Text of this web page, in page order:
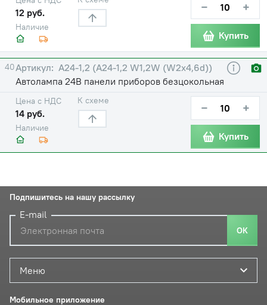
Наличие
12 руб. − +
Купить
40
А24-1,2 (А24-1,2 W1,2W (W2x4,6d))
Автолампа 24В панели приборов безцокольная
Наличие
Цена с НДС
14 руб.
К схеме − +
Купить
Меню
Мобильное приложение
Подпишитесь на нашу рассылку
E-mail
ОК